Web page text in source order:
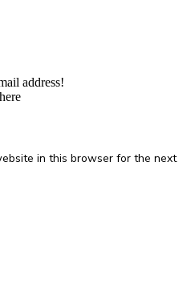
address!
in this browser for the next